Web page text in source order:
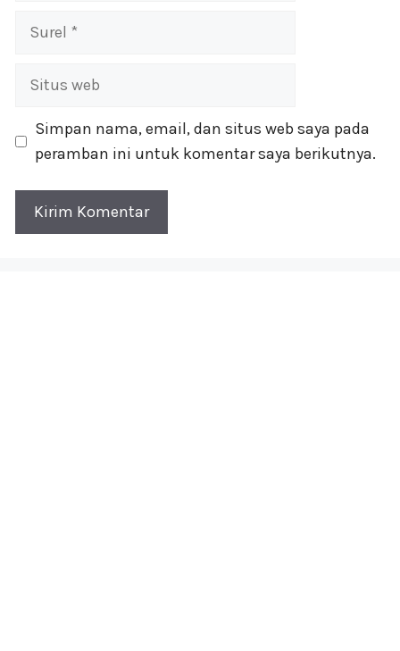
Surel
Situs
Simpan nama, email, dan situs web saya pada
peramban ini untuk komentar saya berikutnya.